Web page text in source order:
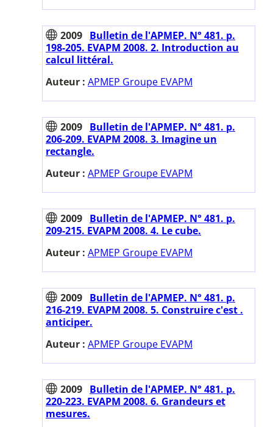
2009 Bulletin de l'APMEP. N° 481. p.
198-205. EVAPM 2008. 2. Introduction au
calcul littéral.
Auteur : APMEP Groupe EVAPM
2009 Bulletin de l'APMEP. N° 481. p.
206-209. EVAPM 2008. 3. Imagine un
rectangle.
Auteur : APMEP Groupe EVAPM
2009 Bulletin de l'APMEP. N° 481. p.
209-215. EVAPM 2008. 4. Le cube.
Auteur : APMEP Groupe EVAPM
2009 Bulletin de l'APMEP. N° 481. p.
216-219. EVAPM 2008. 5. Construire c'est .
anticiper.
Auteur : APMEP Groupe EVAPM
2009 Bulletin de l'APMEP. N° 481. p.
220-223. EVAPM 2008. 6. Grandeurs et
mesures.